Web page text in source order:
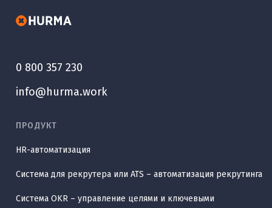
0 800 357 230
info@hurma.work
ПРОДУКТ
HR-автоматизация
Система для рекрутера или ATS – автоматизация рекрутинга
Система OKR – управление целями и ключевыми